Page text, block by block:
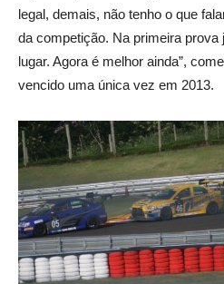
legal, demais, não tenho o que
da competição. Na primeira
lugar. Agora é melhor ainda”,
vencido uma única vez em 2013.